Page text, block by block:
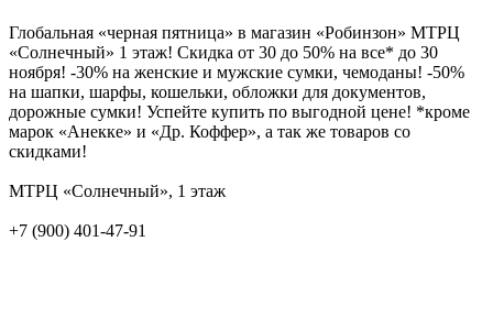
Глобальная «черная пятница» в магазин «Робинзон» МТРЦ
«Солнечный» 1 этаж! Скидка от 30 до 50% на все* до 30
ноября! -30% на женские и мужские сумки, чемоданы! -50%
на шапки, шарфы, кошельки, обложки для документов,
дорожные сумки! Успейте купить по выгодной цене! *кроме
марок «Анекке» и «Др. Коффер», а так же товаров со
скидками!
МТРЦ «Солнечный», 1 этаж
+7 (900) 401-47-91